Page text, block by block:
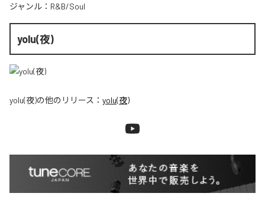
ジャンル： R&B/Soul
yolu(夜)
yolu(夜)の他のリリース： yolu(夜)